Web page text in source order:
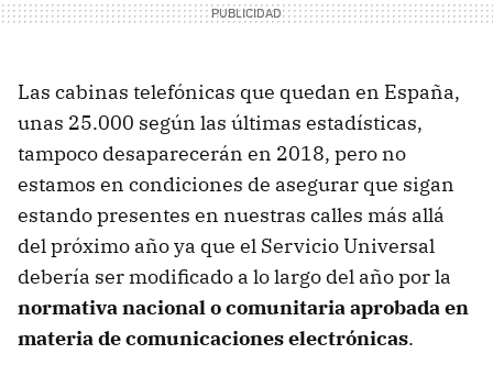
Las cabinas telefónicas que quedan en España,
unas 25.000 según las últimas estadísticas,
tampoco desaparecerán en 2018, pero no
estamos en condiciones de asegurar que sigan
estando presentes en nuestras calles más allá
del próximo año ya que el Servicio Universal
debería ser modificado a lo largo del año por la
normativa nacional o comunitaria aprobada en
materia de comunicaciones electrónicas.